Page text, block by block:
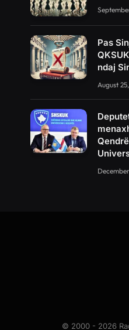
Pas
ndaj
August
© 2000 - 2026